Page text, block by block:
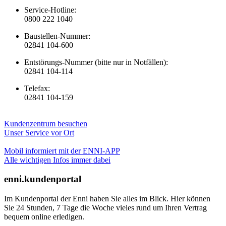
Service-Hotline:
0800 222 1040
Baustellen-Nummer:
02841 104-600
Entstörungs-Nummer (bitte nur in Notfällen):
02841 104-114
Telefax:
02841 104-159
Kundenzentrum besuchen
Unser Service vor Ort
Mobil informiert mit der ENNI-APP
Alle wichtigen Infos immer dabei
enni.kundenportal
Im Kundenportal der Enni haben Sie alles im Blick. Hier können
Sie 24 Stunden, 7 Tage die Woche vieles rund um Ihren Vertrag
bequem online erledigen.